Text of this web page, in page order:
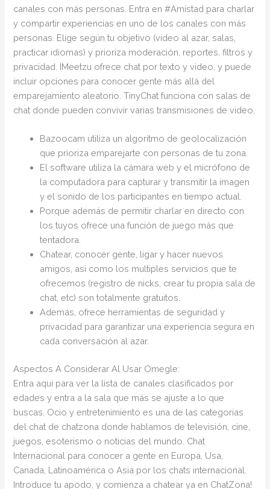
canales con más personas. Entra en #Amistad para charlar
y compartir experiencias en uno de los canales con más
personas. Elige según tu objetivo (video al azar, salas,
practicar idiomas) y prioriza moderación, reportes, filtros y
privacidad. IMeetzu ofrece chat por texto y video, y puede
incluir opciones para conocer gente más allá del
emparejamiento aleatorio. TinyChat funciona con salas de
chat donde pueden convivir varias transmisiones de video.
Bazoocam utiliza un algoritmo de geolocalización
que prioriza emparejarte con personas de tu zona.
El software utiliza la cámara web y el micrófono de
la computadora para capturar y transmitir la imagen
y el sonido de los participantes en tiempo actual.
Porque además de permitir charlar en directo con
los tuyos ofrece una función de juego más que
tentadora.
Chatear, conocer gente, ligar y hacer nuevos
amigos, asi como los multiples servicios que te
ofrecemos (registro de nicks, crear tu propia sala de
chat, etc) son totalmente gratuitos.
Además, ofrece herramientas de seguridad y
privacidad para garantizar una experiencia segura en
cada conversación al azar.
Aspectos A Considerar Al Usar Omegle:
Entra aquí para ver la lista de canales clasificados por
edades y entra a la sala que más se ajuste a lo que
buscas. Ocio y entretenimiento es una de las categorias
del chat de chatzona donde hablamos de televisión, cine,
juegos, esoterismo o noticias del mundo. Chat
Internacional para conocer a gente en Europa, Usa,
Canada, Latinoamérica o Asia por los chats internacional.
Introduce tu apodo, y comienza a chatear ya en ChatZona!